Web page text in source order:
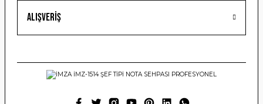
Alışveriş